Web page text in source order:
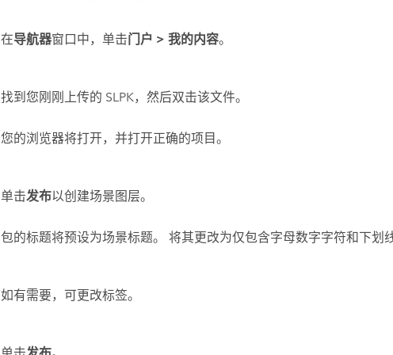
在导航器窗口中，单击门户 > 我的内容。
找到您刚刚上传的 SLPK，然后双击该文件。
您的浏览器将打开，并打开正确的项目。
单击发布以创建场景图层。
包的标题将预设为场景标题。 将其更改为仅包含字母数字字符和下划
如有需要，可更改标签。